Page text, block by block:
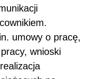
umowy o pracę,
wnioski